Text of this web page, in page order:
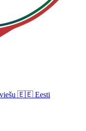
🇪🇪 Eesti